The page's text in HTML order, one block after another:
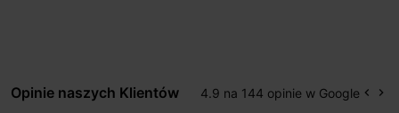
Opinie naszych Klientów 4.9 na 144 opinie w Google keyboard_arrow_left keyboard_arrow_right